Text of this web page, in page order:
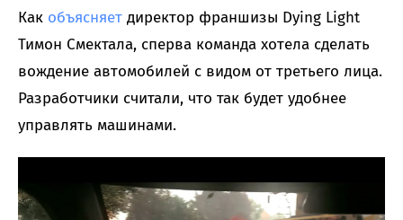
Как объясняет директор франшизы Dying Light
Тимон Смектала, сперва команда хотела сделать
вождение автомобилей с видом от третьего лица.
Разработчики считали, что так будет удобнее
управлять машинами.